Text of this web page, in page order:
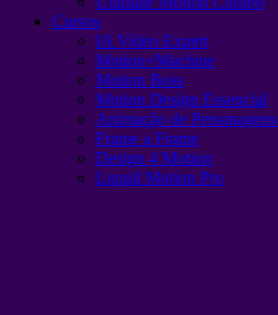
Cursos
IA Video Expert
Motion+Machine
Motion Boss
Motion Design Essencial
Animação de Personagens
Frame a Frame
Design 4 Motion
Liquid Motion Pro